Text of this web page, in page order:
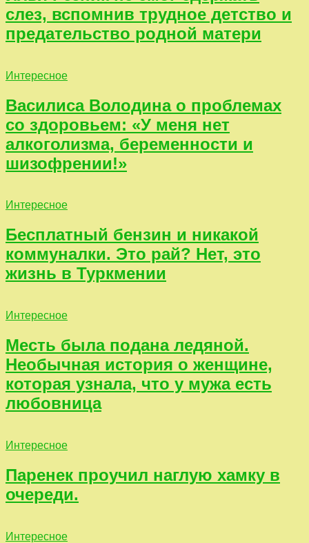
слез, вспомнив трудное детство и
предательство родной матери
Интересное
Василиса Володина о проблемах
со здоровьем: «У меня нет
алкоголизма, беременности и
шизофрении!»
Интересное
Бесплатный бензин и никакой
коммуналки. Это рай? Нет, это
жизнь в Туркмении
Интересное
Месть была подана ледяной.
Необычная история о женщине,
которая узнала, что у мужа есть
любовница
Интересное
Паренек проучил наглую хамку в
очереди.
Интересное